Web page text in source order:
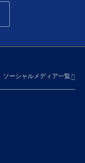
ソーシャルメディア一覧